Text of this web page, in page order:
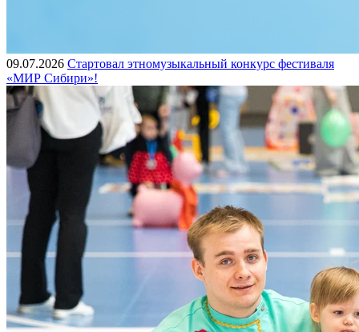
09.07.2026 Стартовал этномузыкальный конкурс фестиваля
«МИР Сибири»!